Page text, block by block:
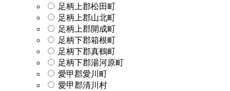
足柄上郡松田町
足柄上郡山北町
足柄上郡開成町
足柄下郡箱根町
足柄下郡真鶴町
足柄下郡湯河原町
愛甲郡愛川町
愛甲郡清川村